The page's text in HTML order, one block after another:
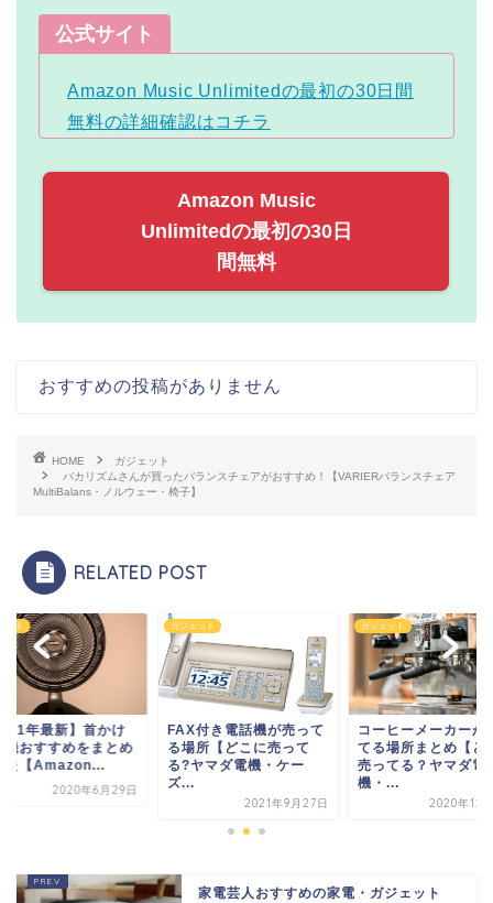
公式サイト
Amazon Music Unlimitedの最初の30日間
無料の詳細確認はコチラ
Amazon Music
Unlimitedの最初の30日
間無料
おすすめの投稿がありません
HOME
ガジェット
バカリズムさんが買ったバランスチェアがおすすめ！【VARIERバランスチェア
MultiBalans・ノルウェー・椅子】
RELATED POST
ェット
付き電話機が売って
所【どこに売って
ヤマダ電機・ケー
ガジェット
コーヒーメーカーが売っ
てる場所まとめ【どこに
売ってる？ヤマダ電
機・...
2020年12月16日
ガジェット
【2021年最新】首
扇風機おすすめを
ました【
家電芸人おすすめの家電・ガジェット